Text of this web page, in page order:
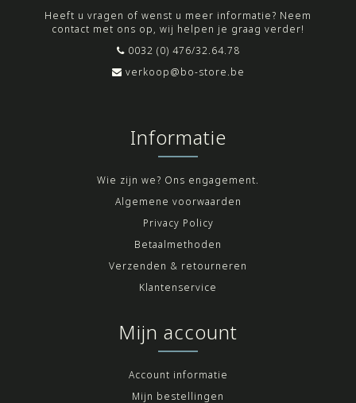
Heeft u vragen of wenst u meer informatie? Neem
contact met ons op, wij helpen je graag verder!
0032 (0) 476/32.64.78
verkoop@bo-store.be
Informatie
Wie zijn we? Ons engagement.
Algemene voorwaarden
Privacy Policy
Betaalmethoden
Verzenden & retourneren
Klantenservice
Mijn account
Account informatie
Mijn bestellingen